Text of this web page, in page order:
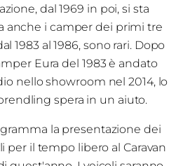
dal 1969 in poi, si sta
anche i camper dei primi tre
1983 al 1986, sono rari. Dopo
Eura del 1983 è andato
nello showroom nel 2014, lo
spera in un aiuto.
la presentazione dei
per il tempo libero al Caravan